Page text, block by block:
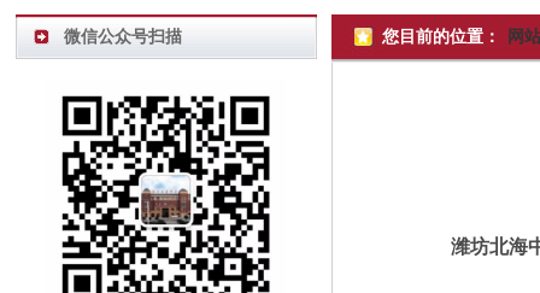
您目前的位置： 网
潍坊北海
微信公众号扫描